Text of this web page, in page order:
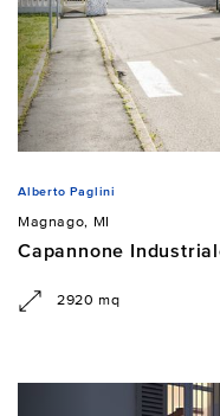
Alberto Paglini
Magnago, MI
Capannone
2920 mq